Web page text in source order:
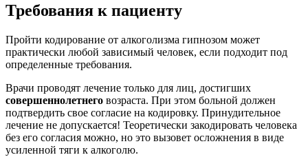
Требования к пациенту
Пройти кодирование от алкоголизма гипнозом может
практически любой зависимый человек, если подходит под
определенные требования.
Врачи проводят лечение только для лиц, достигших
совершеннолетнего возраста. При этом больной должен
подтвердить свое согласие на кодировку. Принудительное
лечение не допускается! Теоретически закодировать человека
без его согласия можно, но это вызовет осложнения в виде
усиленной тяги к алкоголю.